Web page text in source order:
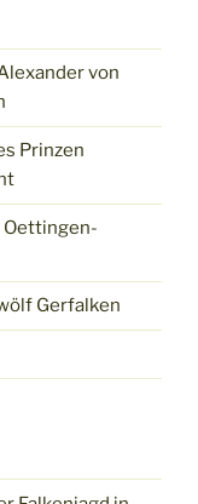
von
Prinzen
Oettingen-
Gerfalken